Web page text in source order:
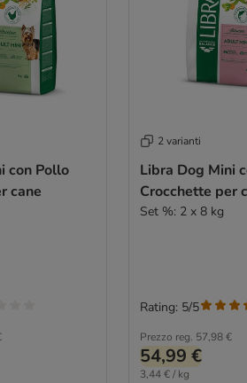
con Pollo
cane
2 varianti
Libra Dog Mini
Crocchette per
Set %: 2 x 8 kg
Prezzo reg. 57,98 €
54,99 €
3,44 € / kg
Rating: 5/5